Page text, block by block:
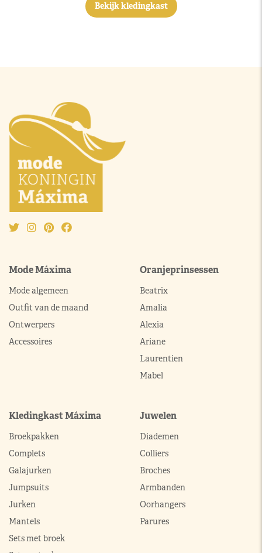
Bekijk kledingkast
Mode Máxima
Mode algemeen
Outfit van de maand
Ontwerpers
Accessoires
Oranjeprinsessen
Beatrix
Amalia
Alexia
Ariane
Laurentien
Mabel
Kledingkast Máxima
Broekpakken
Complets
Galajurken
Jumpsuits
Jurken
Mantels
Sets met broek
Juwelen
Diademen
Colliers
Broches
Armbanden
Oorhangers
Parures